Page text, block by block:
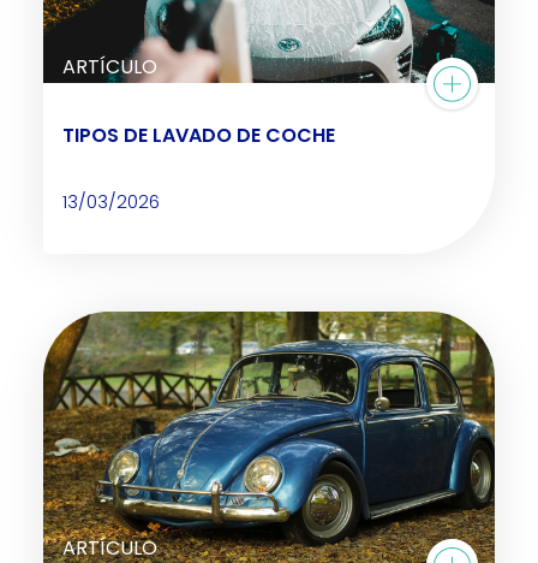
ARTÍCULO
TIPOS DE LAVADO DE COCHE
13/03/2026
ARTÍCULO